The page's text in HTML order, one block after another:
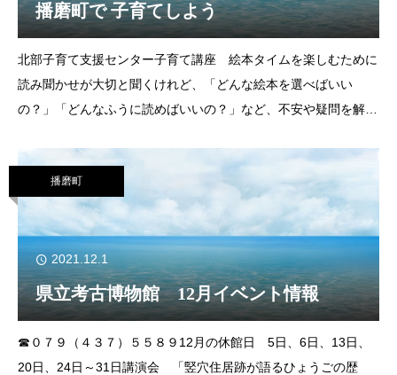
播磨町で 子育てしよう
北部子育て支援センター子育て講座 絵本タイムを楽しむために
読み聞かせが大切と聞くけれど、「どんな絵本を選べばいい
の？」「どんなふうに読めばいいの？」など、不安や疑問を解消
月22日㈬午前10時～11時30分
播磨町
2021.12.1
県立考古博物館 12月イベント情報
☎０７９（４３７）５５８９12月の休館日 5日、6日、13日、
20日、24日～31日講演会 「竪穴住居跡が語るひょうごの歴